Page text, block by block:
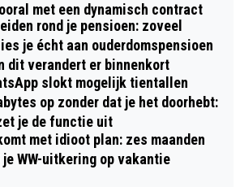
met een dynamisch contract
rond je pensioen: zoveel
je écht aan ouderdomspensioen
dit verandert er binnenkort
slokt mogelijk tientallen
op zonder dat je het doorhebt:
je de functie uit
met idioot plan: zes maanden
je WW-uitkering op vakantie